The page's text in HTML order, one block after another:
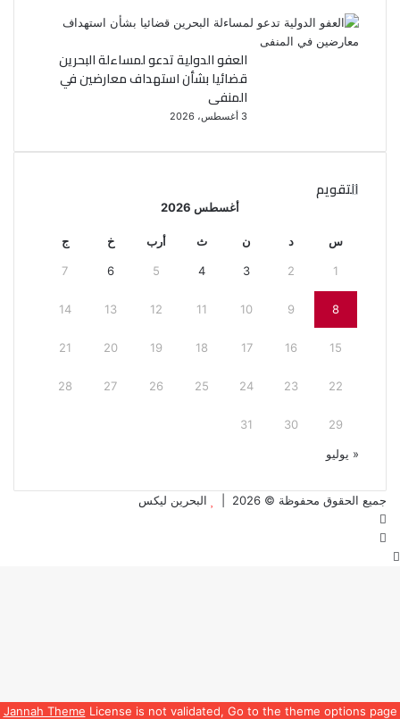
Jannah Theme License is not validated, Go to the theme options page
العفو الدولية تدعو لمساءلة البحرين
قضائيا بشأن استهداف معارضين في
المنفى
3 أغسطس، 2026
التقويم
أغسطس 2026
س د ن ث أرب خ ج
1
2
3
4
5
6
7
8
9
10
11
12
13
14
15
16
17
18
19
20
21
22
23
24
25
26
27
28
29
30
31
« يوليو
جميع الحقوق محفوظة © 2026 |
البحرين ليكس